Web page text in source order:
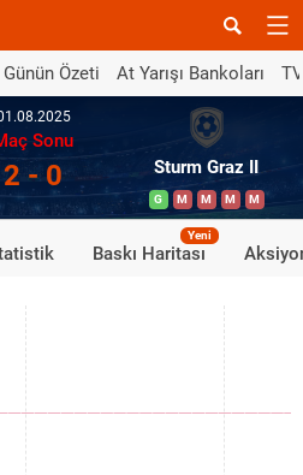
Günün Özeti At Yarışı Bankoları
Sonu
2 - 0 Sturm Graz II
G M M M M
Baskı Haritası
Yeni